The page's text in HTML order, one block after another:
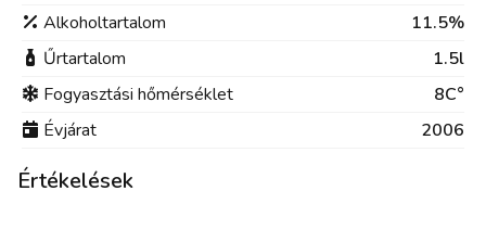
Alkoholtartalom
11.5%
Űrtartalom
1.5l
Fogyasztási hőmérséklet
8C°
Évjárat
2006
Értékelések